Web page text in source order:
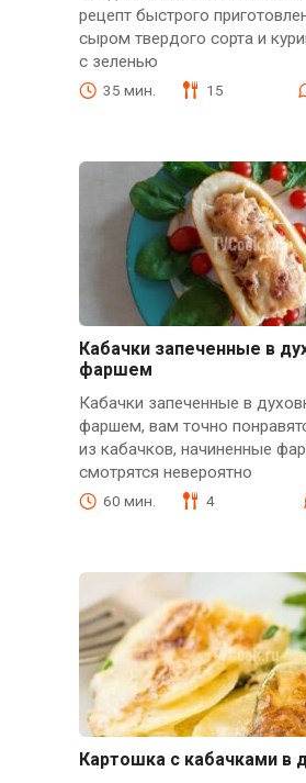
рецепт быстрого
сыром твердого сорта и
с зеленью
35 мин. 15
Кабачки запеченные в
фаршем
Кабачки запеченные в
фаршем, вам точно
из кабачков, начиненные
смотрятся невероятно
60 мин. 4
Картошка с кабачками в